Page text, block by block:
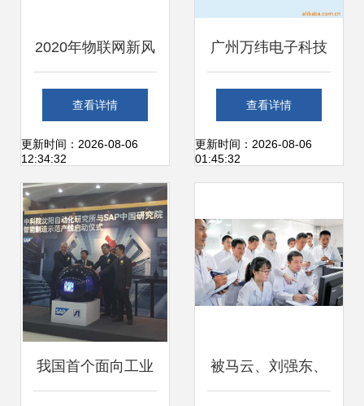
2020年物联网新风
向 网络科技研发趋
势全景解析
查看详情
更新时间：2026-08-06
12:34:32
广州万纬电子科技
公司 引领网络科技
研发的创新力量
查看详情
更新时间：2026-08-06
01:45:32
我国首个面向工业 被马云、刘强东、